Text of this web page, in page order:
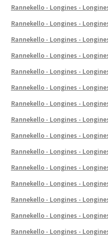
Rannekello - Longines -
Rannekello - Longines -
Rannekello - Longines -
Rannekello - Longines -
Rannekello - Longines -
Rannekello - Longines -
Rannekello - Longines -
Rannekello - Longines -
Rannekello - Longines -
Rannekello - Longines -
Rannekello - Longines -
Rannekello - Longines -
Rannekello - Longines -
Rannekello - Longines -
Rannekello - Longines -